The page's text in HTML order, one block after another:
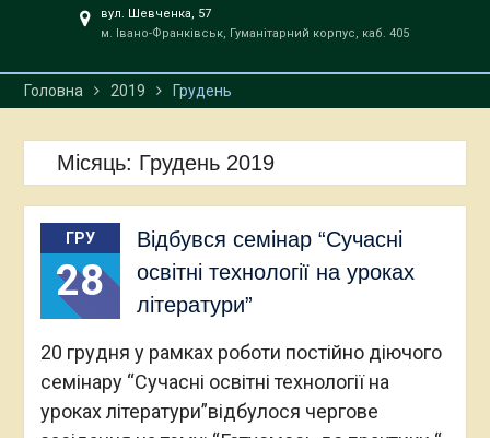
вул. Шевченка, 57
м. Івано-Франківськ, Гуманітарний корпус, каб. 405
Головна 2019 Грудень
Місяць: Грудень 2019
ГРУ
28
Відбувся семінар “Сучасні
освітні технології на уроках
літератури”
20 грудня у рамках роботи постійно діючого
семінару “Сучасні освітні технології на
уроках літератури”відбулося чергове